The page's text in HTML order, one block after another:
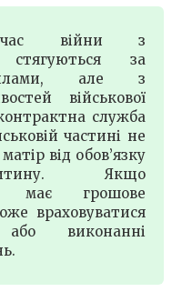
війни з
стягуються за
але з
військової
служба
частині не
від обов’язку
Якщо
має грошове
враховуватися
виконанні